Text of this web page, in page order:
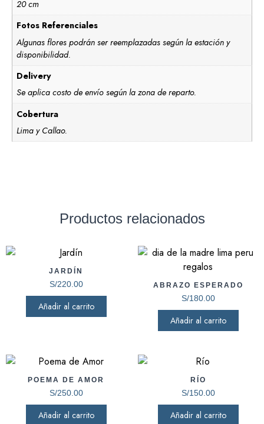
20 cm
Fotos Referenciales
Algunas flores podrán ser reemplazadas según la estación y
disponibilidad.
Delivery
Se aplica costo de envío según la zona de reparto.
Cobertura
Lima y Callao.
Productos relacionados
JARDÍN
S/220.00
Añadir al carrito
ABRAZO ESPERADO
S/180.00
Añadir al carrito
POEMA DE AMOR
S/250.00
Añadir al carrito
RÍO
S/150.00
Añadir al carrito